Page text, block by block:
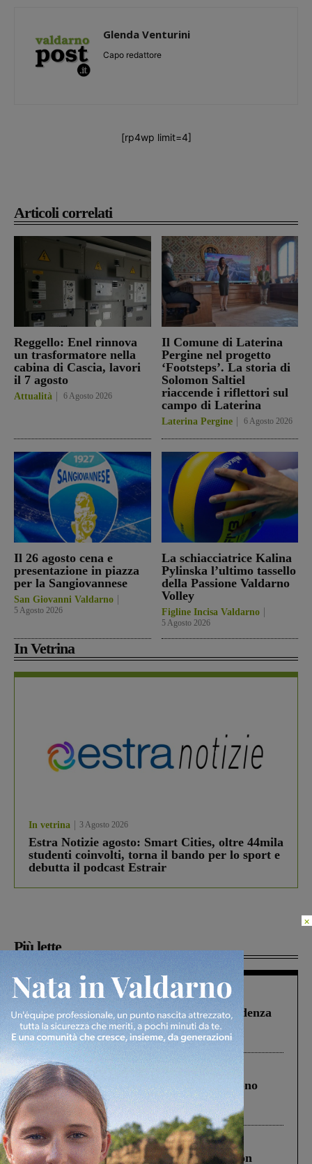
Articoli correlati
Reggello: Enel rinnova
un trasformatore nella
cabina di Cascia, lavori
il 7 agosto
Attualità 6 Agosto 2026
Il Comune di Laterina
Pergine nel progetto
‘Footsteps’. La storia di
Solomon Saltiel
riaccende i riflettori sul
campo di Laterina
Laterina Pergine 6 Agosto 2026
Il 26 agosto cena e
presentazione in piazza
per la Sangiovannese
San Giovanni Valdarno
5 Agosto 2026
La schiacciatrice Kalina
Pylinska l’ultimo tassello
della Passione Valdarno
Volley
Figline Incisa Valdarno
5 Agosto 2026
In Vetrina
In vetrina 3 Agosto 2026
Estra Notizie agosto: Smart Cities, oltre 44mila
studenti coinvolti, torna il bando per lo sport e
debutta il podcast Estrair
Più lette
Figline Incisa Valdarno 1 Agosto 2026
Piscina di Figline finanziata oltre la scadenza
Pnrr, il gruppo di Fratelli d’Italia: “Un
ringraziamento al Governo”
Cronaca 4 Agosto 2026
Un anno fa la strage in A1 in cui morirono
Gianni, Giulia e Franco. Lo schianto, il
processo, lo stop ai sorpassi fra tir....
Cronaca 3 Agosto 2026
Scomparso da una struttura di Castiglion
Glenda Venturini
Capo redattore
[rp4wp limit=4]
×